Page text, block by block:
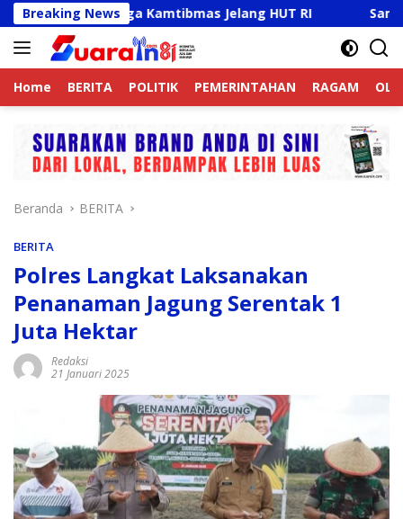
Langsung
ke
konten
Breaking News
Jaga Kamtibmas Jelang HUT RI Sambut HUT RI
Home BERITA POLITIK PEMERINTAHAN RAGAM
Beranda BERITA
BERITA
Polres Langkat Laksanakan
Penanaman Jagung Serentak 1
Juta Hektar
Redaksi
21 Januari 2025